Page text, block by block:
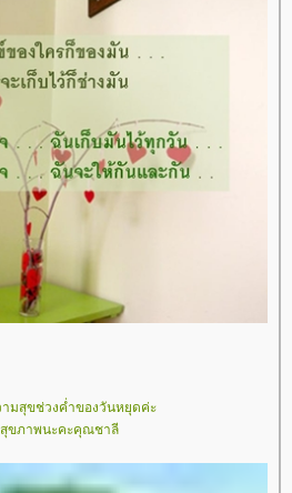
มสุขช่วงค่ำของวันหยุดค่ะ
ขภาพนะคะคุณชาลี